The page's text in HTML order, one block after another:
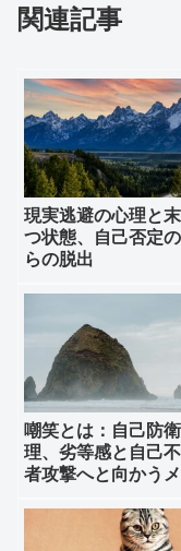
関連記事
現実逃避の心理と
つ状態、自己否定
らの脱出
嘲笑とは：自己防
理、劣等感と自己
者攻撃へと向かう